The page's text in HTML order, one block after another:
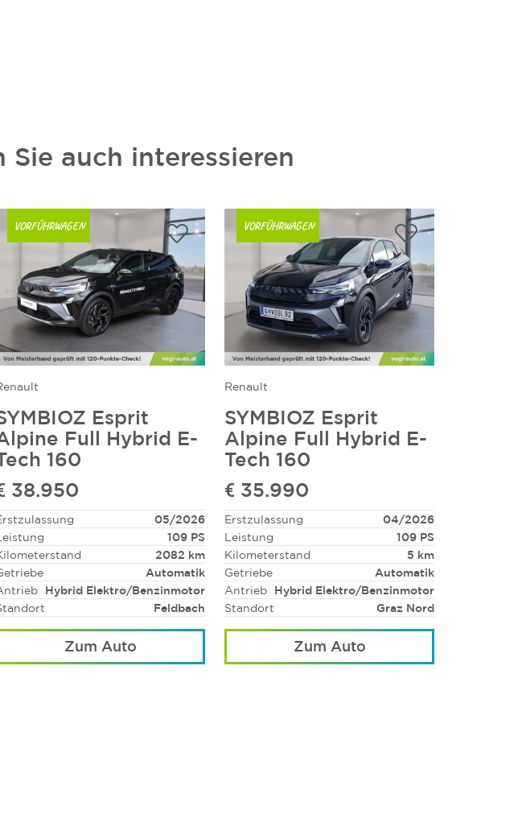
Sie auch interessieren
VORFÜHRWAGEN
Esprit
Full Hybrid E-
160
38.950
05/2026
109 PS
2082 km
Automatik
Hybrid Elektro/Benzinmotor
Feldbach
Zum Auto
VORFÜHRWAGEN
Renault
SYMBIOZ Esprit
Alpine Full Hybrid E-
Tech 160
€ 35.990
Erstzulassung
04/2026
Leistung
109 PS
Kilometerstand
5 km
Getriebe
Automatik
Antrieb
Hybrid Elektro/Benzinmotor
Standort
Graz Nord
Zum Auto